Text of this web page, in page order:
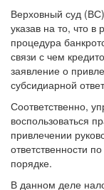
Верховный суд
указав на то, что
процедура
связи с чем
заявление о
Соответственно,
воспользоваться
привлечении
ответственности